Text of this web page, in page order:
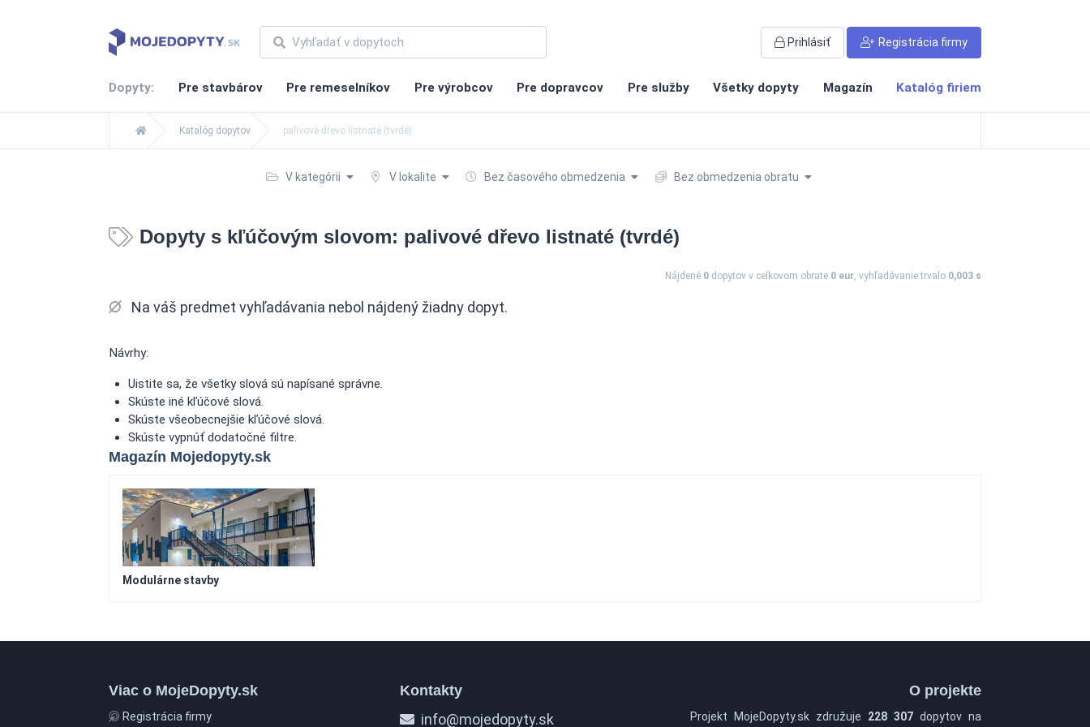
Prihlásiť Registrácia firmy
Dopyty: Pre stavbárov Pre remeselníkov Pre výrobcov Pre dopravcov Pre služby Všetky dopyty Magazín Katalóg firiem
Katalóg dopytov palivové dřevo listnaté (tvrdé)
V kategórii V lokalite Bez časového obmedzenia Bez obmedzenia obratu
Dopyty s kľúčovým slovom: palivové dřevo listnaté (tvrdé)
Nájdené 0 dopytov v celkovom obrate 0 eur, vyhľadávanie trvalo 0,003 s
Na váš predmet vyhľadávania nebol nájdený žiadny dopyt.
Návrhy:
Uistite sa, že všetky slová sú napísané správne.
Skúste iné kľúčové slová.
Skúste všeobecnejšie kľúčové slová.
Skúste vypnúť dodatočné filtre.
Magazín Mojedopyty.sk
Modulárne stavby
Viac o MojeDopyty.sk
Registrácia firmy
Kontakty
info@mojedopyty.sk
O projekte
Projekt MojeDopyty.sk združuje 228 307 dopytov na